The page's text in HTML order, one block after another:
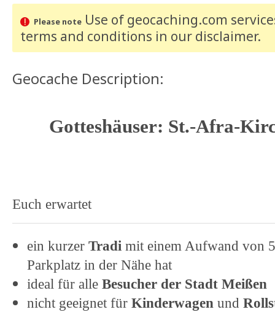
Please noteUse of geocaching.com
terms and conditions in our disclaimer.
Geocache Description:
Gotteshäuser: St.-Afra-
Euch erwartet
ein kurzer Tradi mit einem Aufwand von
Parkplatz in der Nähe hat
ideal für alle Besucher der Stadt Meißen
nicht geeignet für Kinderwagen und